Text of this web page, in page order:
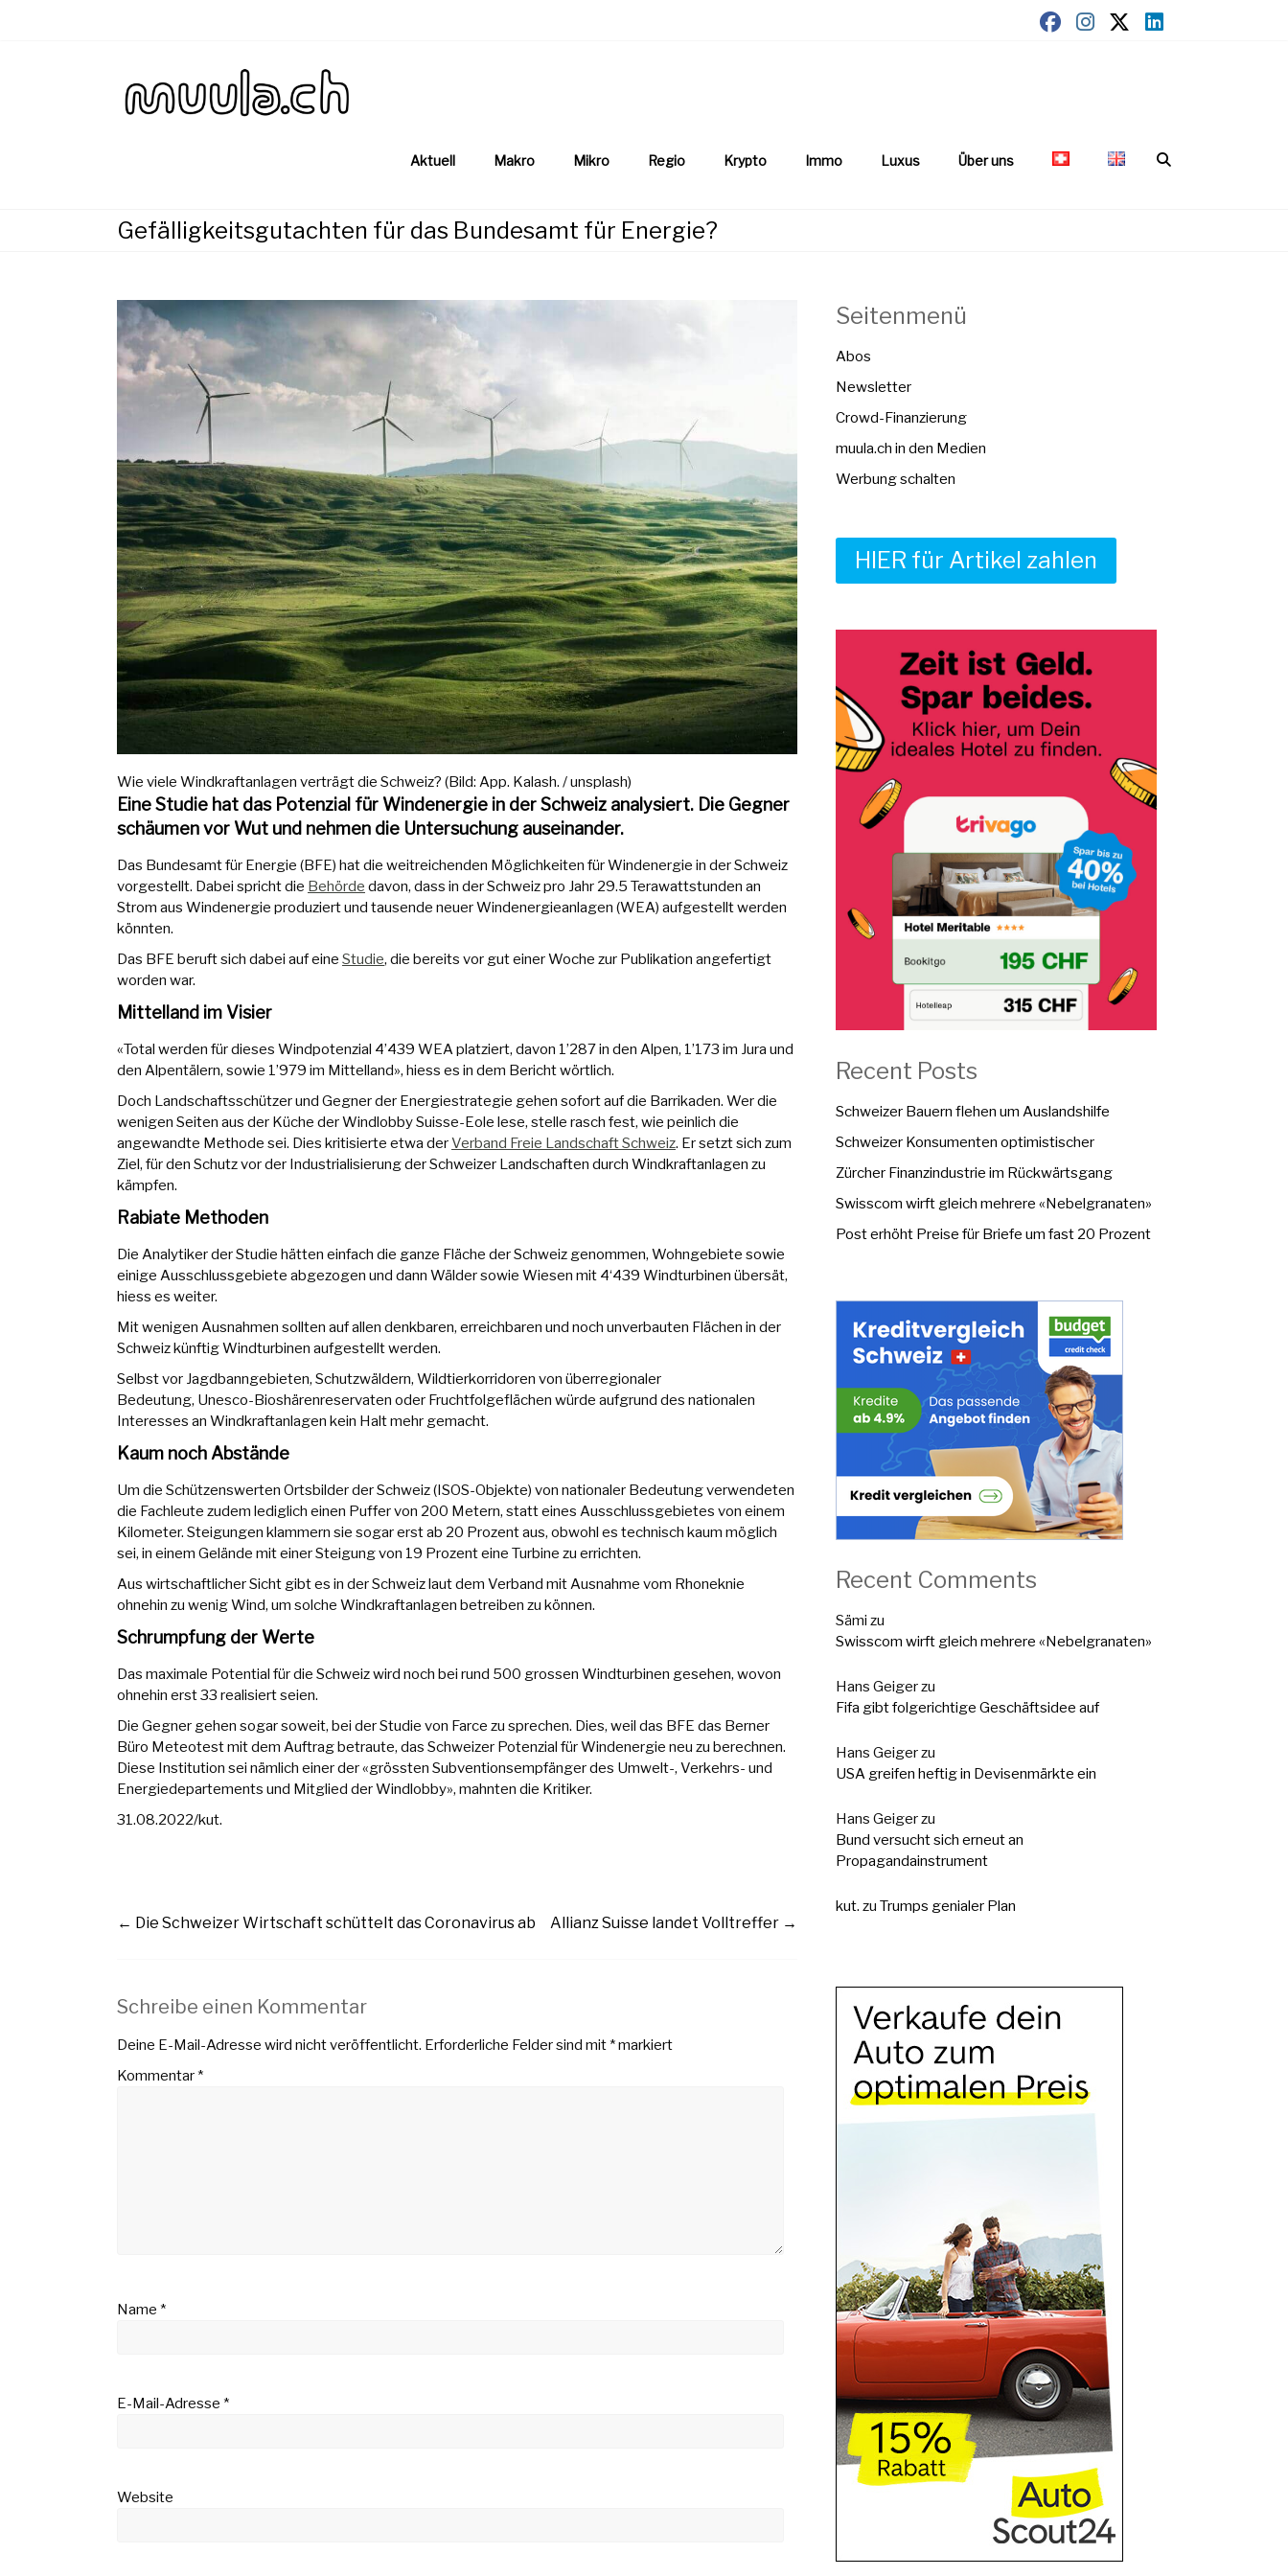
Aktuell Makro Mikro Regio Krypto Immo Luxus Über uns
Gefälligkeitsgutachten für das Bundesamt für Energie?
Wie viele Windkraftanlagen verträgt die Schweiz? (Bild: App. Kalash. / unsplash)
Eine Studie hat das Potenzial für Windenergie in der Schweiz analysiert. Die Gegner
schäumen vor Wut und nehmen die Untersuchung auseinander.
Das Bundesamt für Energie (BFE) hat die weitreichenden Möglichkeiten für Windenergie in der Schweiz
vorgestellt. Dabei spricht die Behörde davon, dass in der Schweiz pro Jahr 29.5 Terawattstunden an
Strom aus Windenergie produziert und tausende neuer Windenergieanlagen (WEA) aufgestellt werden
könnten.
Das BFE beruft sich dabei auf eine Studie, die bereits vor gut einer Woche zur Publikation angefertigt
worden war.
Mittelland im Visier
«Total werden für dieses Windpotenzial 4’439 WEA platziert, davon 1’287 in den Alpen, 1’173 im Jura und
den Alpentälern, sowie 1’979 im Mittelland», hiess es in dem Bericht wörtlich.
Doch Landschaftsschützer und Gegner der Energiestrategie gehen sofort auf die Barrikaden. Wer die
wenigen Seiten aus der Küche der Windlobby Suisse-Eole lese, stelle rasch fest, wie peinlich die
angewandte Methode sei. Dies kritisierte etwa derVerband Freie Landschaft Schweiz. Er setzt sich zum
Ziel, für den Schutz vor der Industrialisierung der Schweizer Landschaften durch Windkraftanlagen zu
kämpfen.
Rabiate Methoden
Die Analytiker der Studie hätten einfach die ganze Fläche der Schweiz genommen, Wohngebiete sowie
einige Ausschlussgebiete abgezogen und dann Wälder sowie Wiesen mit 4‘439 Windturbinen übersät,
hiess es weiter.
Mit wenigen Ausnahmen sollten auf allen denkbaren, erreichbaren und noch unverbauten Flächen in der
Schweiz künftig Windturbinen aufgestellt werden.
Selbst vor Jagdbanngebieten, Schutzwäldern, Wildtierkorridoren von überregionaler
Bedeutung, Unesco-Bioshärenreservaten oder Fruchtfolgeflächen würde aufgrund des nationalen
Interesses an Windkraftanlagen kein Halt mehr gemacht.
Kaum noch Abstände
Um die Schützenswerten Ortsbilder der Schweiz (ISOS-Objekte) von nationaler Bedeutung verwendeten
die Fachleute zudem lediglich einen Puffer von 200 Metern, statt eines Ausschlussgebietes von einem
Kilometer. Steigungen klammern sie sogar erst ab 20 Prozent aus, obwohl es technisch kaum möglich
sei, in einem Gelände mit einer Steigung von 19 Prozent eine Turbine zu errichten.
Aus wirtschaftlicher Sicht gibt es in der Schweiz laut dem Verband mit Ausnahme vom Rhoneknie
ohnehin zu wenig Wind, um solche Windkraftanlagen betreiben zu können.
Schrumpfung der Werte
Das maximale Potential für die Schweiz wird noch bei rund 500 grossen Windturbinen gesehen, wovon
ohnehin erst 33 realisiert seien.
Die Gegner gehen sogar soweit, bei der Studie von Farce zu sprechen. Dies, weil das BFE das Berner
Büro Meteotest mit dem Auftrag betraute, das Schweizer Potenzial für Windenergie neu zu berechnen.
Diese Institution sei nämlich einer der «grössten Subventionsempfänger des Umwelt-, Verkehrs- und
Energiedepartements und Mitglied der Windlobby», mahnten die Kritiker.
31.08.2022/kut.
← Die Schweizer Wirtschaft schüttelt das Coronavirus ab Allianz Suisse landet Volltreffer →
Schreibe einen Kommentar
Deine E-Mail-Adresse wird nicht veröffentlicht. Erforderliche Felder sind mit*markiert
Kommentar*
Name *
E-Mail-Adresse *
Website
Seitenmenü
Abos
Newsletter
Crowd-Finanzierung
muula.ch in den Medien
Werbung schalten
HIER für Artikel zahlen
Recent Posts
Schweizer Bauern flehen um Auslandshilfe
Schweizer Konsumenten optimistischer
Zürcher Finanzindustrie im Rückwärtsgang
Swisscom wirft gleich mehrere «Nebelgranaten»
Post erhöht Preise für Briefe um fast 20 Prozent
Recent Comments
Sämi zu
Swisscom wirft gleich mehrere «Nebelgranaten»
Hans Geigerzu
Fifa gibt folgerichtige Geschäftsidee auf
Hans Geigerzu
USA greifen heftig in Devisenmärkte ein
Hans Geigerzu
Bund versucht sich erneut an
Propagandainstrument
kut. zu Trumps genialer Plan